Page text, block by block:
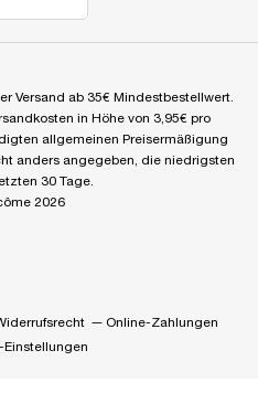
Versand ab 35€ Mindestbestellwert.
in Höhe von 3,95€ pro
allgemeinen Preisermäßigung
anders angegeben, die niedrigsten
30 Tage.
2026
Online-Zahlungen
Einstellungen